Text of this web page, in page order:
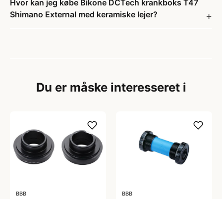
Hvor kan jeg købe Bikone DCTech krankboks T47
Shimano External med keramiske lejer?
Du er måske interesseret i
BBB BBB